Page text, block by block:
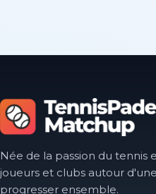
Née de la passion du tennis
joueurs et clubs autour
progresser ensemble.